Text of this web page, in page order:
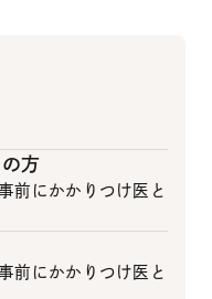
方
前にかかりつけ医と
前にかかりつけ医と